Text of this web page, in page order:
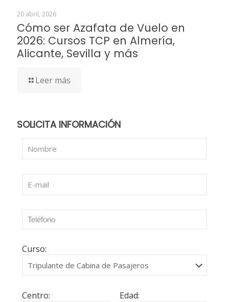
20 abril, 2026
Cómo ser Azafata de Vuelo en
2026: Cursos TCP en Almería,
Alicante, Sevilla y más
Leer más
SOLICITA INFORMACIÓN
Curso:
Centro: Edad: